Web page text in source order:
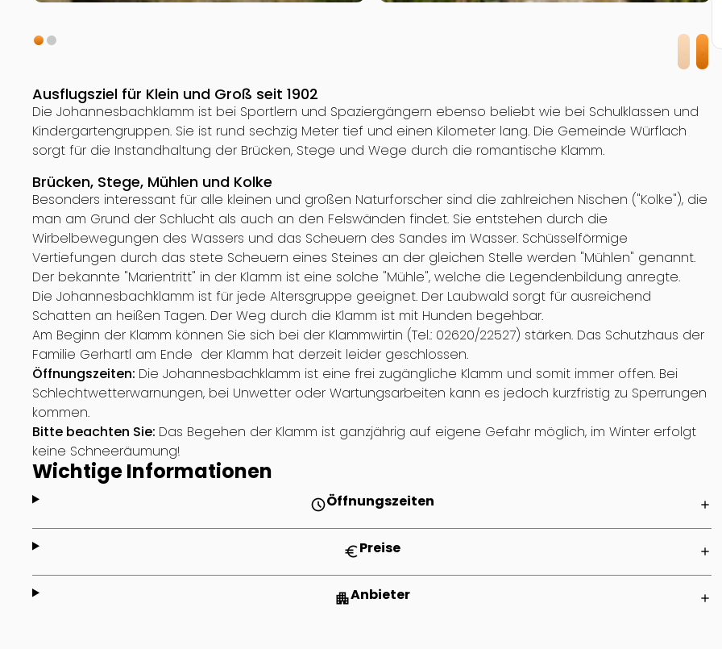
Ausflugsziel für Klein und Groß seit 1902
Die Johannesbachklamm ist bei Sportlern und Spaziergängern ebenso beliebt wie bei Schulklassen und
Kindergartengruppen. Sie ist rund sechzig Meter tief und einen Kilometer lang. Die Gemeinde Würflach
sorgt für die Instandhaltung der Brücken, Stege und Wege durch die romantische Klamm.
Brücken, Stege, Mühlen und Kolke
Besonders interessant für alle kleinen und großen Naturforscher sind die zahlreichen Nischen ("Kolke"), die
man am Grund der Schlucht als auch an den Felswänden findet. Sie entstehen durch die
Wirbelbewegungen des Wassers und das Scheuern des Sandes im Wasser. Schüsselförmige
Vertiefungen durch das stete Scheuern eines Steines an der gleichen Stelle werden "Mühlen" genannt.
Der bekannte "Marientritt" in der Klamm ist eine solche "Mühle", welche die Legendenbildung anregte.
Die Johannesbachklamm ist für jede Altersgruppe geeignet. Der Laubwald sorgt für ausreichend
Schatten an heißen Tagen. Der Weg durch die Klamm ist mit Hunden begehbar.
Am Beginn der Klamm können Sie sich bei der Klammwirtin (Tel.: 02620/22527) stärken. Das Schutzhaus der
Familie Gerhartl am Ende der Klamm hat derzeit leider geschlossen.
Öffnungszeiten: Die Johannesbachklamm ist eine frei zugängliche Klamm und somit immer offen. Bei
Schlechtwetterwarnungen, bei Unwetter oder Wartungsarbeiten kann es jedoch kurzfristig zu Sperrungen
kommen.
Bitte beachten Sie: Das Begehen der Klamm ist ganzjährig auf eigene Gefahr möglich, im Winter erfolgt
keine Schneeräumung!
Wichtige Informationen
scheduleÖffnungszeiten add
euroPreise add
apartmentAnbieter add